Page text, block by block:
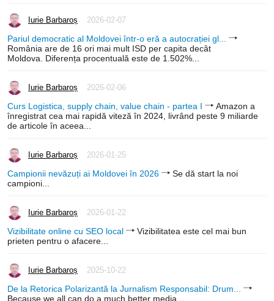
Iurie Barbaroș 2026-02-07
Pariul democratic al Moldovei într-o eră a autocrației gl...
România are de 16 ori mai mult ISD per capita decât
Moldova. Diferența procentuală este de 1.502%...
Iurie Barbaroș 2026-02-06
Curs Logistica, supply chain, value chain - partea I
Amazon a
înregistrat cea mai rapidă viteză în 2024, livrând peste 9 miliarde
de articole în aceea...
Iurie Barbaroș 2026-01-25
Campionii nevăzuți ai Moldovei în 2026
Se dă start la noi
campioni...
Iurie Barbaroș 2026-01-22
Vizibilitate online cu SEO local
Vizibilitatea este cel mai bun
prieten pentru o afacere...
Iurie Barbaroș 2025-10-22
De la Retorica Polarizantă la Jurnalism Responsabil: Drum...
Because we all can do a much better media...